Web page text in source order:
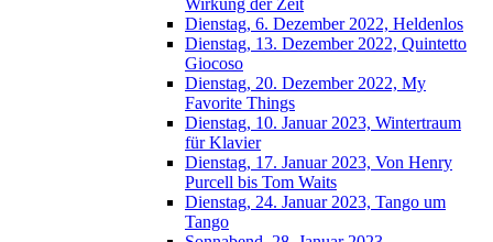
Dienstag, 6. Dezember 2022, Heldenlos
Dienstag, 13. Dezember 2022, Quintetto
Giocoso
Dienstag, 20. Dezember 2022, My
Favorite Things
Dienstag, 10. Januar 2023, Wintertraum
für Klavier
Dienstag, 17. Januar 2023, Von Henry
Purcell bis Tom Waits
Dienstag, 24. Januar 2023, Tango um
Tango